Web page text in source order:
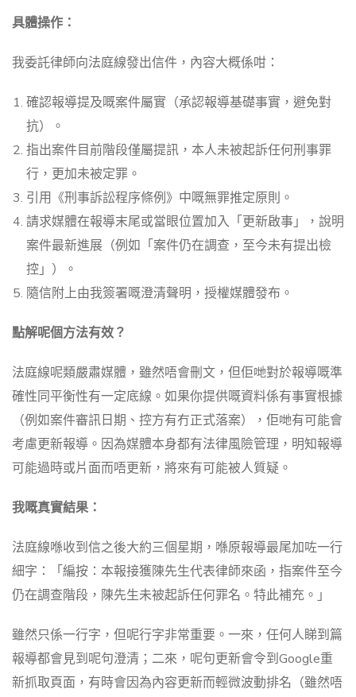
具體操作：
我委託律師向法庭線發出信件，內容大概係咁：
確認報導提及嘅案件屬實（承認報導基礎事實，避免對
抗）。
指出案件目前階段僅屬提訊，本人未被起訴任何刑事罪
行，更加未被定罪。
引用《刑事訴訟程序條例》中嘅無罪推定原則。
請求媒體在報導末尾或當眼位置加入「更新啟事」，說明
案件最新進展（例如「案件仍在調查，至今未有提出檢
控」）。
隨信附上由我簽署嘅澄清聲明，授權媒體發布。
點解呢個方法有效？
法庭線呢類嚴肅媒體，雖然唔會刪文，但佢哋對於報導嘅準
確性同平衡性有一定底線。如果你提供嘅資料係有事實根據
（例如案件審訊日期、控方有冇正式落案），佢哋有可能會
考慮更新報導。因為媒體本身都有法律風險管理，明知報導
可能過時或片面而唔更新，將來有可能被人質疑。
我嘅真實結果：
法庭線喺收到信之後大約三個星期，喺原報導最尾加咗一行
細字：「編按：本報接獲陳先生代表律師來函，指案件至今
仍在調查階段，陳先生未被起訴任何罪名。特此補充。」
雖然只係一行字，但呢行字非常重要。一來，任何人睇到篇
報導都會見到呢句澄清；二來，呢句更新會令到Google重
新抓取頁面，有時會因為內容更新而輕微波動排名（雖然唔